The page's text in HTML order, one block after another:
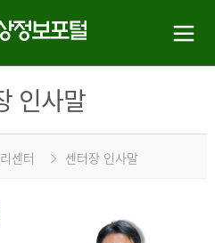
인사말
센터 센터장 인사말